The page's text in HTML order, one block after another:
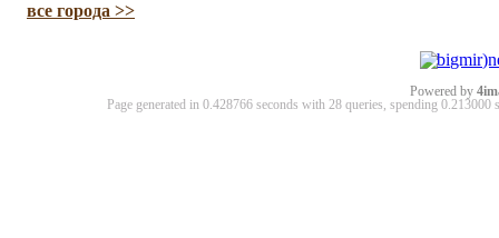
все города >>
Powered by
Page generated in 0.428766 seconds with 28 queries, spending